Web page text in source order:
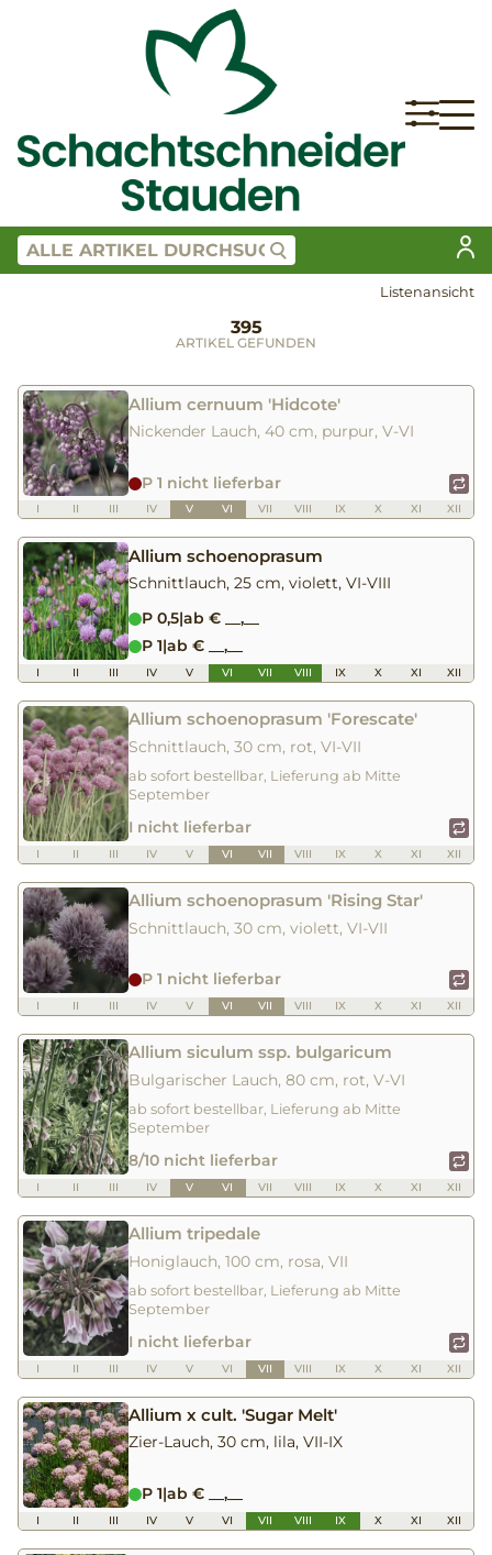
Listenansicht
395
ARTIKEL GEFUNDEN
Allium cernuum 'Hidcote'
Nickender Lauch, 40 cm, purpur, V-VI
P 1 nicht lieferbar
I II III IV V VI VII VIII IX X XI XII
Allium schoenoprasum
Schnittlauch, 25 cm, violett, VI-VIII
P 0,5|ab € __,__
P 1|ab € __,__
I II III IV V VI VII VIII IX X XI XII
Allium schoenoprasum 'Forescate'
Schnittlauch, 30 cm, rot, VI-VII
ab sofort bestellbar, Lieferung ab Mitte
September
I nicht lieferbar
I II III IV V VI VII VIII IX X XI XII
Allium schoenoprasum 'Rising Star'
Schnittlauch, 30 cm, violett, VI-VII
P 1 nicht lieferbar
I II III IV V VI VII VIII IX X XI XII
Allium siculum ssp. bulgaricum
Bulgarischer Lauch, 80 cm, rot, V-VI
ab sofort bestellbar, Lieferung ab Mitte
September
8/10 nicht lieferbar
I II III IV V VI VII VIII IX X XI XII
Allium tripedale
Honiglauch, 100 cm, rosa, VII
ab sofort bestellbar, Lieferung ab Mitte
September
I nicht lieferbar
I II III IV V VI VII VIII IX X XI XII
Allium x cult. 'Sugar Melt'
Zier-Lauch, 30 cm, lila, VII-IX
P 1|ab € __,__
I II III IV V VI VII VIII IX X XI XII